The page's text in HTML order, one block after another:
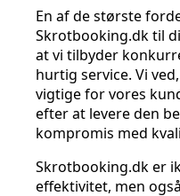
En af de største
Skrotbooking.dk til
at vi tilbyder
hurtig service. Vi
vigtige for vores
efter at levere den
kompromis med
Skrotbooking.dk er
effektivitet, men